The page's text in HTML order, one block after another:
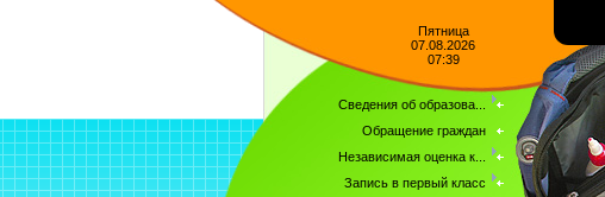
Пятница
07.08.2026
07:39
Сведения об образова...
Обращение граждан
Независимая оценка к...
Запись в первый класс